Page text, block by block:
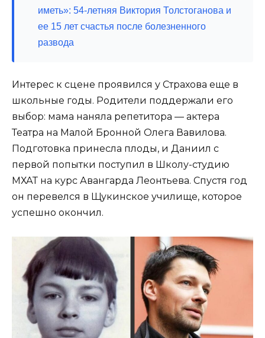
иметь»: 54-летняя Виктория Толстоганова и
ее 15 лет счастья после болезненного
развода
Интерес к сцене проявился у Страхова еще в
школьные годы. Родители поддержали его
выбор: мама наняла репетитора — актера
Театра на Малой Бронной Олега Вавилова.
Подготовка принесла плоды, и Даниил с
первой попытки поступил в Школу-студию
МХАТ на курс Авангарда Леонтьева. Спустя год
он перевелся в Щукинское училище, которое
успешно окончил.